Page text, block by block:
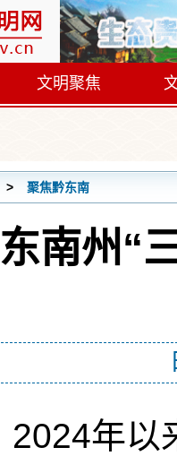
文明聚焦
聚焦黔东南
南州“
年以来